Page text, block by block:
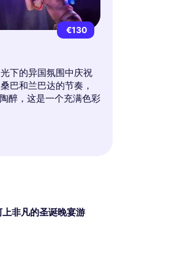
€130
下的异国氛围中庆祝
巴和兰巴达的节奏，
醉，这是一个充满色彩
上非凡的圣诞晚宴游